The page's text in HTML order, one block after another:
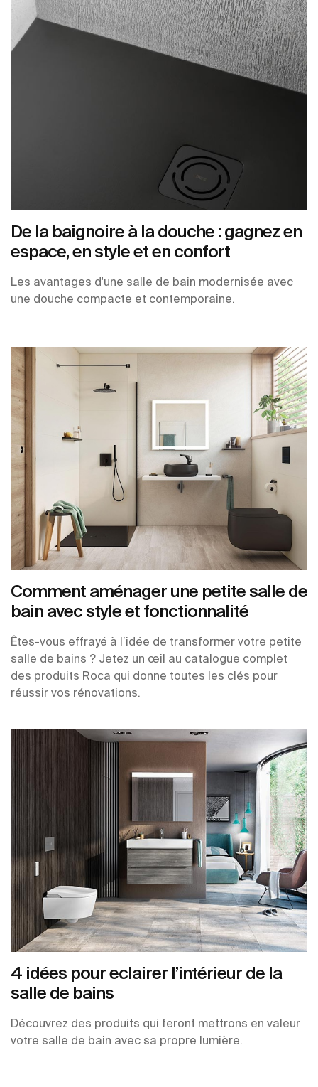
De la baignoire à la douche : gagnez en
espace, en style et en confort
Les avantages d'une salle de bain modernisée avec
une douche compacte et contemporaine.
Comment aménager une petite salle de
bain avec style et fonctionnalité
Êtes-vous effrayé à l’idée de transformer votre petite
salle de bains ? Jetez un œil au catalogue complet
des produits Roca qui donne toutes les clés pour
réussir vos rénovations.
4 idées pour eclairer l’intérieur de la
salle de bains
Découvrez des produits qui feront mettrons en valeur
votre salle de bain avec sa propre lumière.